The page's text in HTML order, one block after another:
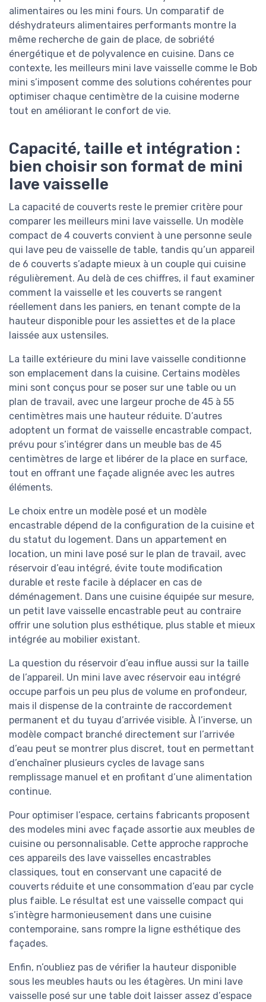
alimentaires ou les mini fours. Un comparatif de
déshydrateurs alimentaires performants montre la
même recherche de gain de place, de sobriété
énergétique et de polyvalence en cuisine. Dans ce
contexte, les meilleurs mini lave vaisselle comme le Bob
mini s’imposent comme des solutions cohérentes pour
optimiser chaque centimètre de la cuisine moderne
tout en améliorant le confort de vie.
Capacité, taille et intégration :
bien choisir son format de mini
lave vaisselle
La capacité de couverts reste le premier critère pour
comparer les meilleurs mini lave vaisselle. Un modèle
compact de 4 couverts convient à une personne seule
qui lave peu de vaisselle de table, tandis qu’un appareil
de 6 couverts s’adapte mieux à un couple qui cuisine
régulièrement. Au delà de ces chiffres, il faut examiner
comment la vaisselle et les couverts se rangent
réellement dans les paniers, en tenant compte de la
hauteur disponible pour les assiettes et de la place
laissée aux ustensiles.
La taille extérieure du mini lave vaisselle conditionne
son emplacement dans la cuisine. Certains modèles
mini sont conçus pour se poser sur une table ou un
plan de travail, avec une largeur proche de 45 à 55
centimètres mais une hauteur réduite. D’autres
adoptent un format de vaisselle encastrable compact,
prévu pour s’intégrer dans un meuble bas de 45
centimètres de large et libérer de la place en surface,
tout en offrant une façade alignée avec les autres
éléments.
Le choix entre un modèle posé et un modèle
encastrable dépend de la configuration de la cuisine et
du statut du logement. Dans un appartement en
location, un mini lave posé sur le plan de travail, avec
réservoir d’eau intégré, évite toute modification
durable et reste facile à déplacer en cas de
déménagement. Dans une cuisine équipée sur mesure,
un petit lave vaisselle encastrable peut au contraire
offrir une solution plus esthétique, plus stable et mieux
intégrée au mobilier existant.
La question du réservoir d’eau influe aussi sur la taille
de l’appareil. Un mini lave avec réservoir eau intégré
occupe parfois un peu plus de volume en profondeur,
mais il dispense de la contrainte de raccordement
permanent et du tuyau d’arrivée visible. À l’inverse, un
modèle compact branché directement sur l’arrivée
d’eau peut se montrer plus discret, tout en permettant
d’enchaîner plusieurs cycles de lavage sans
remplissage manuel et en profitant d’une alimentation
continue.
Pour optimiser l’espace, certains fabricants proposent
des modeles mini avec façade assortie aux meubles de
cuisine ou personnalisable. Cette approche rapproche
ces appareils des lave vaisselles encastrables
classiques, tout en conservant une capacité de
couverts réduite et une consommation d’eau par cycle
plus faible. Le résultat est une vaisselle compact qui
s’intègre harmonieusement dans une cuisine
contemporaine, sans rompre la ligne esthétique des
façades.
Enfin, n’oubliez pas de vérifier la hauteur disponible
sous les meubles hauts ou les étagères. Un mini lave
vaisselle posé sur une table doit laisser assez d’espace